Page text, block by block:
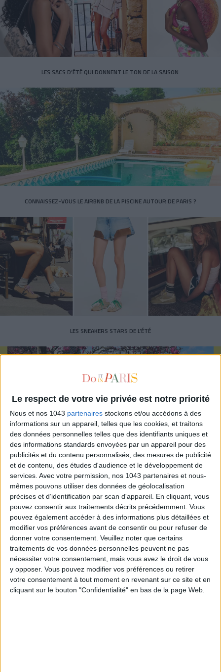
Le respect de votre vie privée est notre priorité
Nous et nos 1043 partenaires stockons et/ou accédons à des
informations sur un appareil, telles que les cookies, et traitons
des données personnelles telles que des identifiants uniques et
des informations standards envoyées par un appareil pour des
publicités et du contenu personnalisés, des mesures de publicité
et de contenu, des études d'audience et le développement de
services. Avec votre permission, nos 1043 partenaires et nous-
mêmes pouvons utiliser des données de géolocalisation
précises et d’identification par scan d'appareil. En cliquant, vous
pouvez consentir aux traitements décrits précédemment. Vous
pouvez également accéder à des informations plus détaillées et
modifier vos préférences avant de consentir ou pour refuser de
donner votre consentement. Veuillez noter que certains
traitements de vos données personnelles peuvent ne pas
nécessiter votre consentement, mais vous avez le droit de vous
y opposer. Vous pouvez modifier vos préférences ou retirer
votre consentement à tout moment en revenant sur ce site et en
cliquant sur le bouton "Confidentialité" en bas de la page Web.
LES SACS D’ÉTÉ QUI DONNENT LE TON DE LA SAISON
CONNAISSEZ-VOUS LE AIRBNB DE LA PISCINE AUTOUR DE PARIS ?
LES SNEAKERS STARS DE L’ÉTÉ
Inscrivez-vous à notre newsletter
S'INSCRIRE